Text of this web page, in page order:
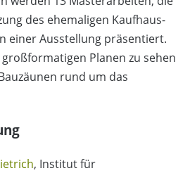
des ehemaligen Kaufhaus-
einer Ausstellung präsentiert.
Planen zu sehen
rund um das
, Institut für